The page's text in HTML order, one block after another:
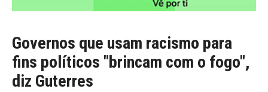
Governos que usam racismo para
fins políticos "brincam com o fogo",
diz Guterres